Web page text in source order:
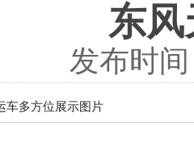
东
发布时
车多方位展示图片